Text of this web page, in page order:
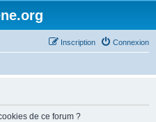
Connexion
Inscription
de ce forum ?